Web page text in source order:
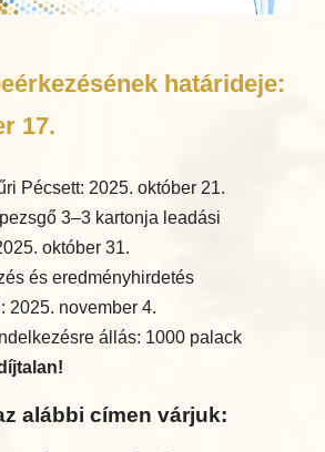
határideje:
17.
Pécsett: 2025. október 21.
3–3 kartonja leadási
október 31.
és eredményhirdetés
2025. november 4.
állás: 1000 palack
alábbi címen várjuk: